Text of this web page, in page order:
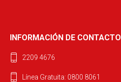
INFORMACIÓN DE CONTACTO
2209 4676
Línea Gratuita: 0800 8061